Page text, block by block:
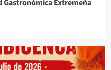
Gastronómica Extremeña